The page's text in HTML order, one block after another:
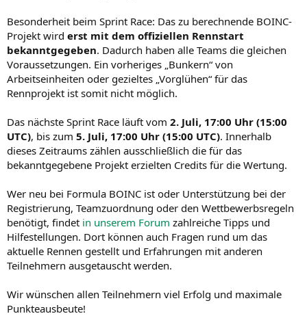
Besonderheit beim Sprint Race: Das zu berechnende BOINC-
Projekt wird erst mit dem offiziellen Rennstart
bekanntgegeben. Dadurch haben alle Teams die gleichen
Voraussetzungen. Ein vorheriges „Bunkern“ von
Arbeitseinheiten oder gezieltes „Vorglühen“ für das
Rennprojekt ist somit nicht möglich.
Das nächste Sprint Race läuft vom 2. Juli, 17:00 Uhr (15:00
UTC), bis zum 5. Juli, 17:00 Uhr (15:00 UTC). Innerhalb
dieses Zeitraums zählen ausschließlich die für das
bekanntgegebene Projekt erzielten Credits für die Wertung.
Wer neu bei Formula BOINC ist oder Unterstützung bei der
Registrierung, Teamzuordnung oder den Wettbewerbsregeln
benötigt, findet in unserem Forum zahlreiche Tipps und
Hilfestellungen. Dort können auch Fragen rund um das
aktuelle Rennen gestellt und Erfahrungen mit anderen
Teilnehmern ausgetauscht werden.
Wir wünschen allen Teilnehmern viel Erfolg und maximale
Punkteausbeute!